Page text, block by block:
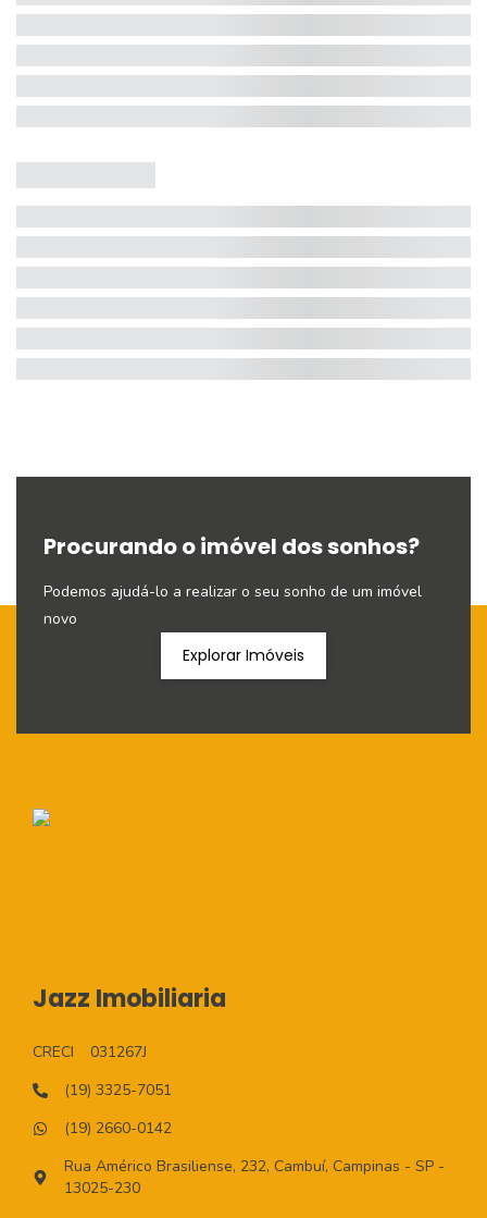
Procurando o imóvel dos sonhos?
Podemos ajudá-lo a realizar o seu sonho de um imóvel
novo
Explorar Imóveis
Jazz Imobiliaria
CRECI
031267J
(19) 3325-7051
(19) 2660-0142
Rua Américo Brasiliense, 232, Cambuí, Campinas - SP -
13025-230